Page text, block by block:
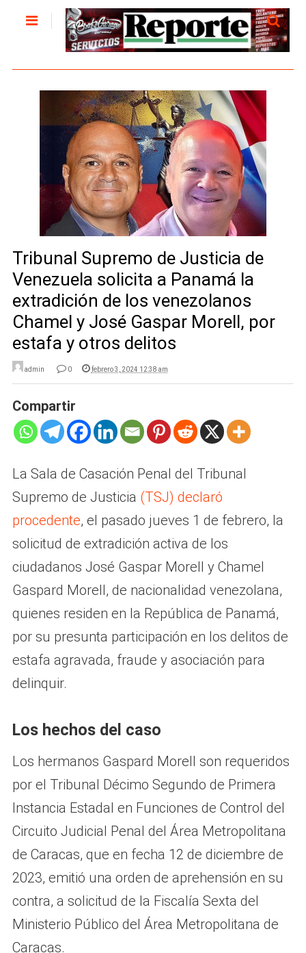
Tribunal Supremo de Justicia de
Venezuela solicita a Panamá la
extradición de los venezolanos
Chamel y José Gaspar Morell, por
estafa y otros delitos
admin 0 febrero 3, 2024 12:38 am
Compartir
La Sala de Casación Penal del Tribunal
Supremo de Justicia (TSJ) declaró
procedente, el pasado jueves 1 de febrero, la
solicitud de extradición activa de los
ciudadanos José Gaspar Morell y Chamel
Gaspard Morell, de nacionalidad venezolana,
quienes residen en la República de Panamá,
por su presunta participación en los delitos de
estafa agravada, fraude y asociación para
delinquir.
Los hechos del caso
Los hermanos Gaspard Morell son requeridos
por el Tribunal Décimo Segundo de Primera
Instancia Estadal en Funciones de Control del
Circuito Judicial Penal del Área Metropolitana
de Caracas, que en fecha 12 de diciembre de
2023, emitió una orden de aprehensión en su
contra, a solicitud de la Fiscalía Sexta del
Ministerio Público del Área Metropolitana de
Caracas.